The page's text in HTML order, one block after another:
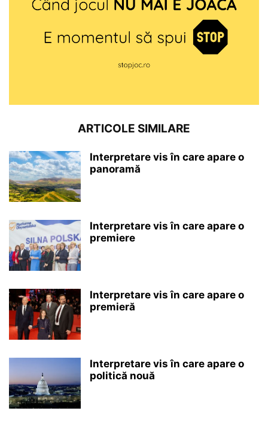
ARTICOLE SIMILARE
Interpretare vis în care apare o
panoramă
Interpretare vis în care apare o
premiere
Interpretare vis în care apare o
premieră
Interpretare vis în care apare o
politică nouă